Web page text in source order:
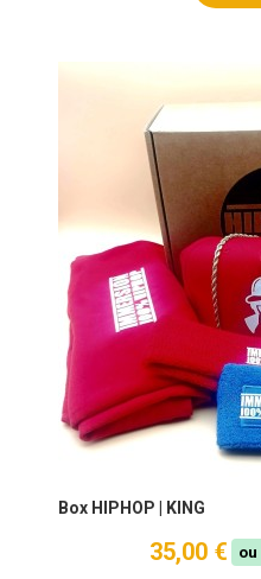
Box HIPHOP | KING
35,00 € ou